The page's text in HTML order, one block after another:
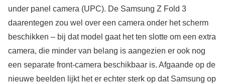
under panel camera (UPC). De Samsung Z Fold 3
daarentegen zou wel over een camera onder het scherm
beschikken – bij dat model gaat het ten slotte om een extra
camera, die minder van belang is aangezien er ook nog
een separate front-camera beschikbaar is. Afgaande op de
nieuwe beelden lijkt het er echter sterk op dat Samsung op